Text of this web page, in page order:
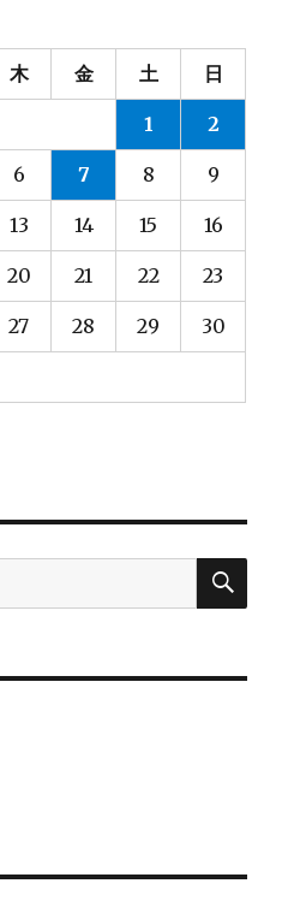
木 金 土 日
1 2
6 7 8 9
13 14 15 16
20 21 22 23
27 28 29 30
検